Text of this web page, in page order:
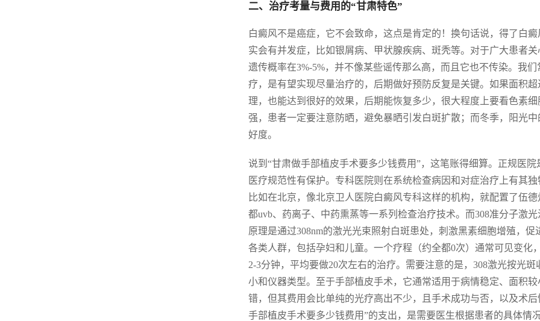
二、治疗考量与费用的“甘肃特色”
白癜风不是癌症，它不会致命，这点是肯定的！换句话说，得了白
实会有并发症，比如银屑病、甲状腺疾病、斑秃等。对于广大患者
遗传概率在3%-5%，并不像某些谣传那么高，而且它也不传染。我
疗，是有望实现尽量治疗的，后期做好预防反复是关键。如果面积
理，也能达到很好的效果，后期能恢复多少，很大程度上要看色素
强，患者一定要注意防晒，避免暴晒引发白斑扩散；而冬季，阳光
好度。
说到“甘肃做手部植皮手术要多少钱费用”，这笔账得细算。正规医
医疗规范性有保护。专科医院则在系统检查病因和对症治疗上有其
比如在北京，像北京卫人医院白癜风专科这样的机构，就配置了伍
都uvb、药离子、中药熏蒸等一系列检查治疗技术。而308准分子激
原理是通过308nm的激光光束照射白斑患处，刺激黑素细胞增殖，
各类人群，包括孕妇和儿童。一个疗程（约全都0次）通常可见变化
2-3分钟，平均要做20次左右的治疗。需要注意的是，308激光按光
小和仪器类型。至于手部植皮手术，它通常适用于病情稳定、面积
错，但其费用会比单纯的光疗高出不少，且手术成功与否，以及术
手部植皮手术要多少钱费用”的支出，是需要医生根据患者的具体情